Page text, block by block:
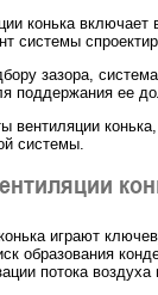
конька
системы
зазора,
поддержания ее
вентиляции
системы.
играют
образования
потока